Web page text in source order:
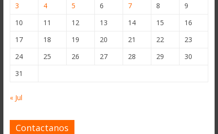
3
4 5 6 7 8
9
10
11 12 13 14 15
16
17
18 19 20 21 22
23
24
25 26 27 28 29
30
31
« Jul
Contactanos